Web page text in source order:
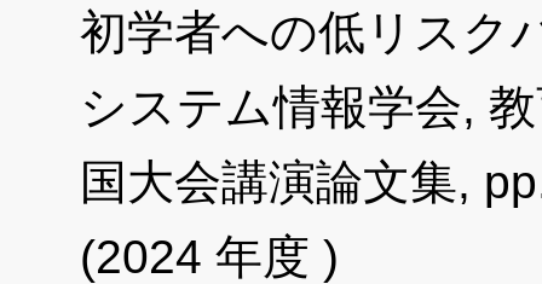
初学者への低リスク
システム情報学会,
国大会講演論文集,
(2024 年度 )